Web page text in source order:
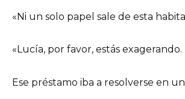
«Ni un solo papel sale de esta
«Lucía, por favor, estás exagerando.
Ese préstamo iba a resolverse en